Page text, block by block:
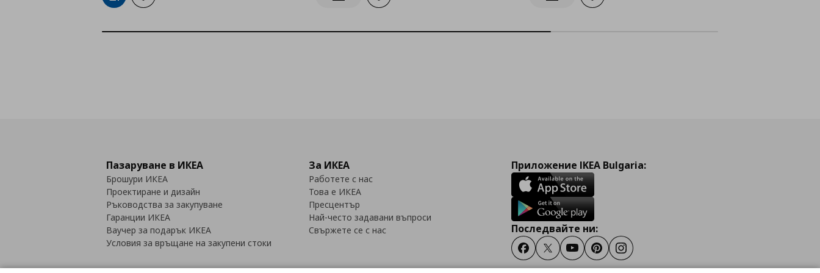
Пазаруване в ИКЕА
Брошури ИКЕА
Проектиране и дизайн
Ръководства за закупуване
Гаранции ИКЕА
Ваучер за подарък ИКЕА
Условия за връщане на закупени стоки
За ИКЕА
Работете с нас
Това е ИКЕА
Пресцентър
Най-често задавани въпроси
Свържете се с нас
Приложение IKEA Bulgaria:
Последвайте ни:
FacebookTwitterYoutubePinterestInstagram